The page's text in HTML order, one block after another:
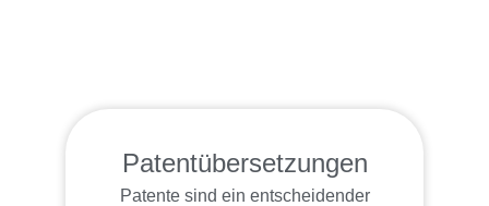
Patentübersetzungen
Patente sind ein entscheidender